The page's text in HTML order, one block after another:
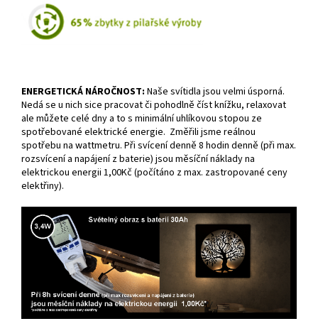
ENERGETICKÁ NÁROČNOST: Naše svítidla jsou velmi úsporná.
Nedá se u nich sice pracovat či pohodlně číst knížku, relaxovat
ale můžete celé dny a to s minimální uhlíkovou stopou ze
spotřebované elektrické energie. Změřili jsme reálnou
spotřebu na wattmetru. Při svícení denně 8 hodin denně (při max.
rozsvícení a napájení z baterie) jsou měsíční náklady na
elektrickou energii 1,00Kč (počítáno z max. zastropované ceny
elektřiny).